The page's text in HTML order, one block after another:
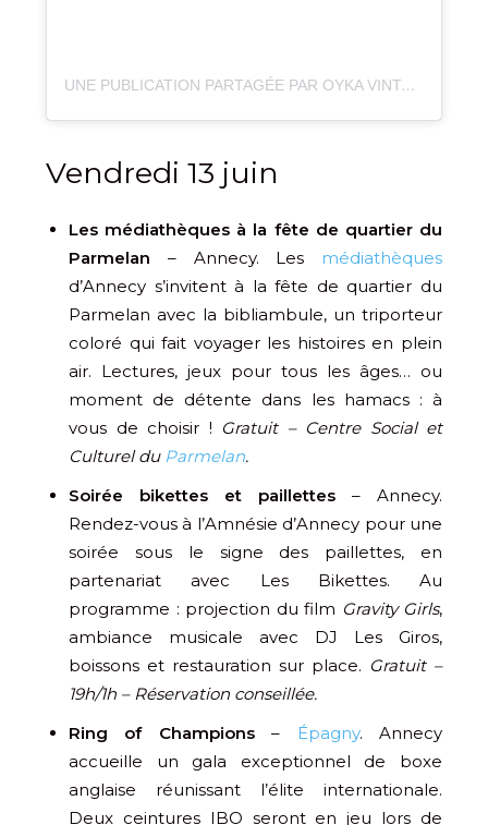
UNE PUBLICATION PARTAGÉE PAR OYKA VINTAGE & SECOND HAND (@OYKA_CLOTHING)
Vendredi 13 juin
Les médiathèques à la fête de quartier du
Parmelan – Annecy. Les
médiathèques
d’Annecy s’invitent à la fête de quartier du
Parmelan avec la bibliambule, un triporteur
coloré qui fait voyager les histoires en plein
air. Lectures, jeux pour tous les âges… ou
moment de détente dans les hamacs : à
vous de choisir ! Gratuit – Centre Social et
Culturel du Parmelan.
Soirée bikettes et paillettes – Annecy.
Rendez-vous à l’Amnésie d’Annecy pour une
soirée sous le signe des paillettes, en
partenariat avec Les Bikettes. Au
programme : projection du film Gravity Girls,
ambiance musicale avec DJ Les Giros,
boissons et restauration sur place. Gratuit –
19h/1h – Réservation conseillée.
Ring of Champions– Épagny. Annecy
accueille un gala exceptionnel de boxe
anglaise réunissant l’élite internationale.
Deux ceintures IBO seront en jeu lors de